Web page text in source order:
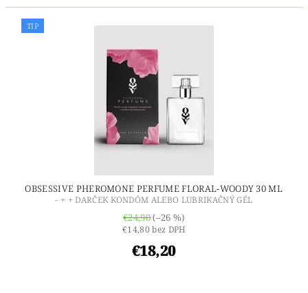
TIP
OBSESSIVE PHEROMONE PERFUME FLORAL-WOODY 30 ML
- + + DARČEK KONDÓM ALEBO LUBRIKAČNÝ GÉL
€24,90(–26 %)
€14,80 bez DPH
€18,20